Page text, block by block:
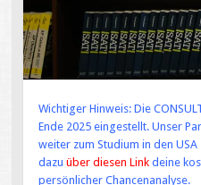
Wichtiger Hinweis: Die
Ende 2025 eingestellt. Unser
weiter zum Studium in den USA
dazuüber diesen Link deine
persönlicher Chancenanalyse.